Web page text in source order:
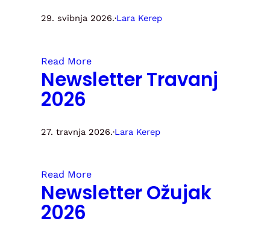
29. svibnja 2026.·Lara Kerep
Read More
Newsletter Travanj
2026
27. travnja 2026.·Lara Kerep
Read More
Newsletter Ožujak
2026